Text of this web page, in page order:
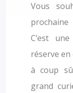
Vous
C’est
réserve
à coup
grand